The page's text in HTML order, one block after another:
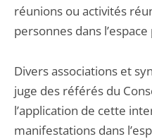
réunions ou activités
personnes dans l’espace
Divers associations et
juge des référés du
l’application de cette
manifestations dans